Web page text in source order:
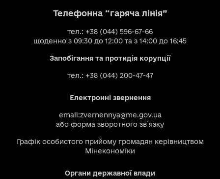
Телефонна “гаряча лінія”
тел.: +38 (044) 596-67-66
щоденно з 09:30 до 12:00 та з 14:00 до 16:45
Запобігання та протидія корупції
тел.: +38 (044) 200-47-47
Електронні звернення
email:zvernennya@me.gov.ua
або форма зворотного зв`язку
Графік особистого прийому громадян керівництвом
Мінекономіки
Органи державної влади